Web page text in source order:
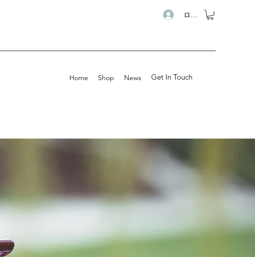
ログイン
Home Shop News Get In Touch